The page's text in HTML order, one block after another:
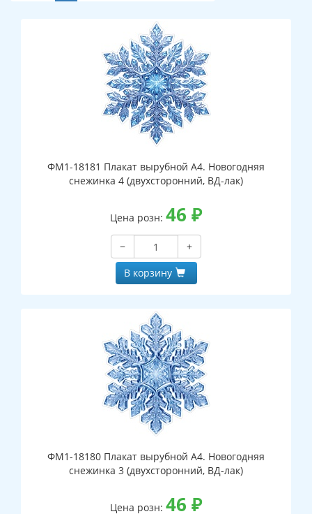
ФМ1-18181 Плакат вырубной А4. Новогодняя
снежинка 4 (двухсторонний, ВД-лак)
Цена розн: 46 ₽
−
+
В корзину
ФМ1-18180 Плакат вырубной А4. Новогодняя
снежинка 3 (двухсторонний, ВД-лак)
Цена розн: 46 ₽